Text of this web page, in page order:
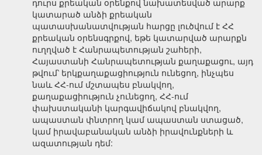
դուրս քրեական օրենքով նախատեսված արարք
կատարած անձի քրեական
պատասխանատվության հարցը լուծվում է ՀՀ
քրեական օրենսգրքով, եթե կատարված արարքն
ուղղված է Հանրապետության շահերի,
Հայաստանի Հանրապետության քաղաքացու, այդ
թվում՝ երկքաղաքացիություն ունեցող, ինչպես
նաև ՀՀ-ում մշտապես բնակվող,
քաղաքացիություն չունեցող, ՀՀ-ում
փախստականի կարգավիճակով բնակվող,
ապաստան փնտրող կամ ապաստան ստացած,
կամ իրավաբանական անձի իրավունքների և
ազատության դեմ: